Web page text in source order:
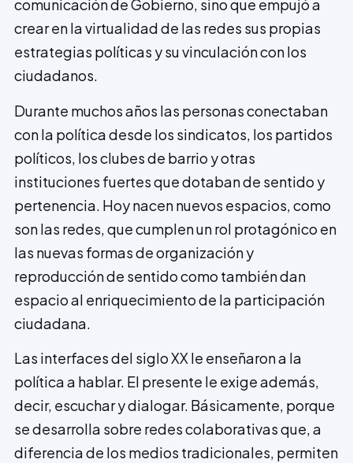
comunicación de Gobierno, sino que empujó a
crear en la virtualidad de las redes sus propias
estrategias políticas y su vinculación con los
ciudadanos.
Durante muchos años las personas conectaban
con la política desde los sindicatos, los partidos
políticos, los clubes de barrio y otras
instituciones fuertes que dotaban de sentido y
pertenencia. Hoy nacen nuevos espacios, como
son las redes, que cumplen un rol protagónico en
las nuevas formas de organización y
reproducción de sentido como también dan
espacio al enriquecimiento de la participación
ciudadana.
Las interfaces del siglo XX le enseñaron a la
política a hablar. El presente le exige además,
decir, escuchar y dialogar. Básicamente, porque
se desarrolla sobre redes colaborativas que, a
diferencia de los medios tradicionales, permiten